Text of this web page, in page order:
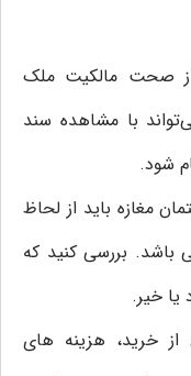
از صحت مالکیت ملک
با مشاهده سند
شود.
مغازه باید از لحاظ
بررسی کنید که
یا خیر.
خرید، هزینه‌ های